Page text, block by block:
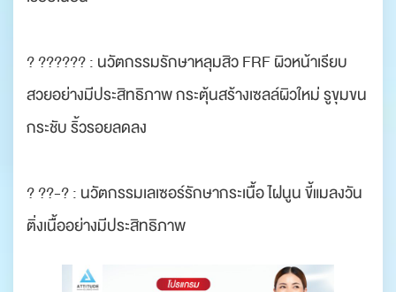
? ?????? : นวัตกรรมรักษาหลุมสิว FRF ผิวหน้าเรียบ
สวยอย่างมีประสิทธิภาพ กระตุ้นสร้างเซลล์ผิวใหม่ รูขุมขน
กระชับ ริ้วรอยลดลง
? ??-? : นวัตกรรมเลเซอร์รักษากระเนื้อ ไฝนูน ขี้แมลงวัน
ติ่งเนื้ออย่างมีประสิทธิภาพ